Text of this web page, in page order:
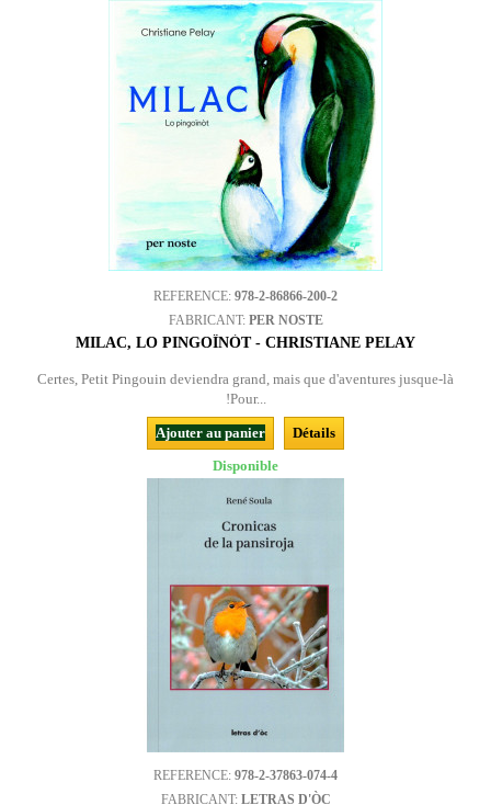
REFERENCE: 978-2-86866-200-2
FABRICANT: PER NOSTE
MILAC, LO PINGOÏNÒT - CHRISTIANE PELAY
Certes, Petit Pingouin deviendra grand, mais que d'aventures jusque-là
!Pour...
Ajouter au panier
Détails
Disponible
REFERENCE: 978-2-37863-074-4
FABRICANT: LETRAS D'ÒC